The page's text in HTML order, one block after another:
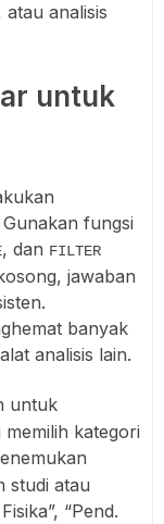
analisis
untuk
fungsi
, dan FILTER
jawaban
banyak
analisis lain.
untuk
kategori
studi atau
“Pend.